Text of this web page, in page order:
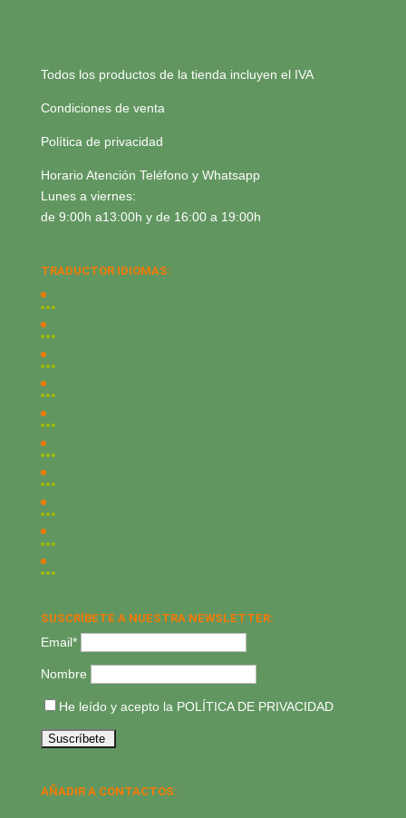
Todos los productos de la tienda incluyen el IVA
Condiciones de venta
Política de privacidad
Horario Atención Teléfono y Whatsapp
Lunes a viernes:
de 9:00h a13:00h y de 16:00 a 19:00h
TRADUCTOR IDIOMAS:
SUSCRÍBETE A NUESTRA NEWSLETTER:
Email*
Nombre
He leído y acepto la POLÍTICA DE PRIVACIDAD
AÑADIR A CONTACTOS: